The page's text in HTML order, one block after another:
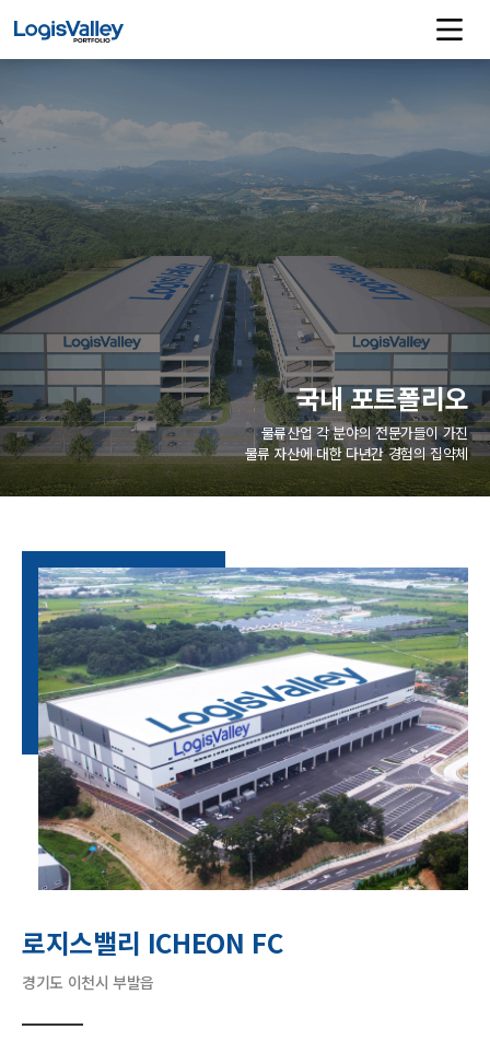
국내 포트폴리오
물류산업 각 분야의 전문가들이 가진
물류 자산에 대한 다년간 경험의 집약체
로지스밸리 ICHEON FC
경기도 이천시 부발읍